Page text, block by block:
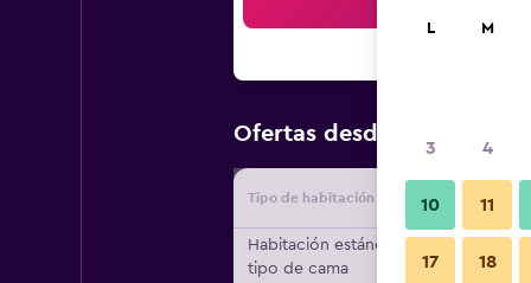
Ofertas desde Oferta
Tipo de habitación
Habitación estándar,
tipo de cama
L M
3 4
10 11
17 18